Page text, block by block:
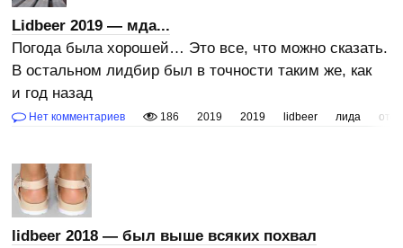
Lidbeer 2019 — мда...
Погода была хорошей… Это все, что можно сказать.
В остальном лидбир был в точности таким же, как
и год назад
Нет комментариев 186 2019 2019 lidbeer лида
lidbeer 2018 — был выше всяких похвал